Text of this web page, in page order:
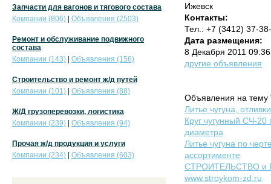
Ижевск
Контакты:
Тел.: +7 (3412) 37-
Дата размещения:
8 Декабря 2011
другие объявления
Объявления на тему
Литье чугуна,
Круг чугунный СЧ-20
диаметра
Литье чугуна по
ассортименте
СТРОИТЕЛЬСТВО
www.stroykom-zd.ru
Запчасти для вагонов и тягового состава
Компании (806)
Объявления (2503)
Ремонт и обслуживание подвижного
состава
Компании (143)
Объявления (156)
Строительство и ремонт ж/д путей
Компании (101)
Объявления (88)
Ж/Д грузоперевозки, логистика
Компании (239)
Объявления (94)
Прочая ж/д продукция и услуги
Компании (234)
Объявления (603)